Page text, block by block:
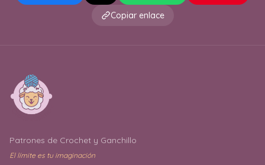
Copiar enlace
Patrones de Crochet y Ganchillo
El límite es tu imaginación